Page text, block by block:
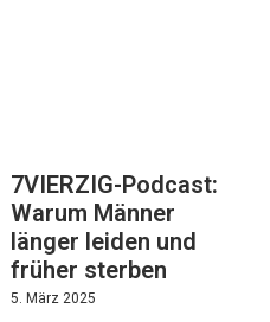
7VIERZIG-Podcast:
Warum Männer
länger leiden und
früher sterben
5. März 2025